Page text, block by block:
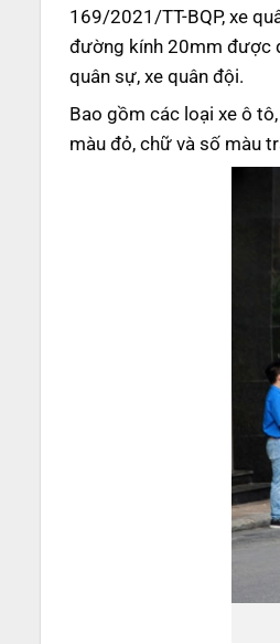
169/2021/TT-BQP, xe
đường kính 20mm được
quân sự, xe quân đội.
Bao gồm các loại xe ô
màu đỏ, chữ và số màu